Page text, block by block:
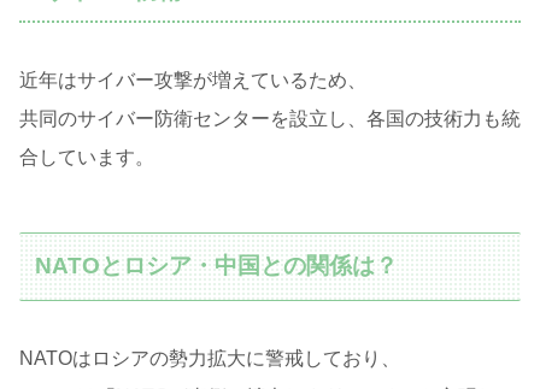
近年はサイバー攻撃が増えているため、
共同のサイバー防衛センターを設立し、各国の技術力も統
合しています。
NATOとロシア・中国との関係は？
NATOはロシアの勢力拡大に警戒しており、